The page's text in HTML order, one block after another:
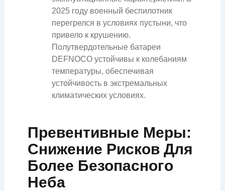
2025 году военный беспилотник
перегрелся в условиях пустыни, что
привело к крушению.
Полутвердотельные батареи
DEFNOCO устойчивы к колебаниям
температуры, обеспечивая
устойчивость в экстремальных
климатических условиях.
Превентивные Меры:
Снижение Рисков Для
Более Безопасного
Неба